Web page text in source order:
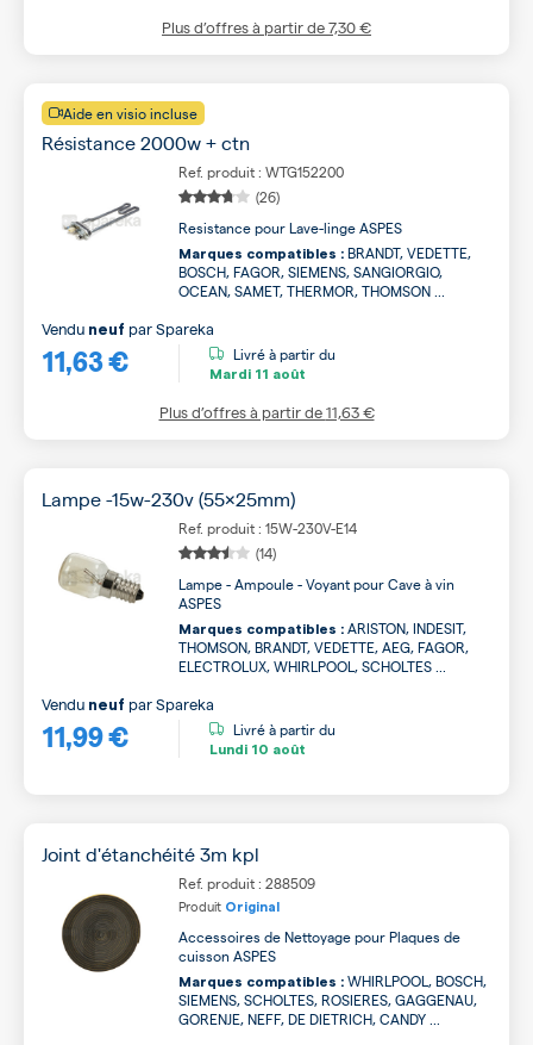
Plus d’offres à partir de7,30 €
Aide en visio incluse
Résistance 2000w + ctn
Ref. produit : WTG152200
(26)
Resistance pour Lave-linge ASPES
Marques compatibles : BRANDT, VEDETTE,
BOSCH, FAGOR, SIEMENS, SANGIORGIO,
OCEAN, SAMET, THERMOR, THOMSON ...
11,63 €
Vendu neuf parSpareka
Livré à partir du
Mardi 11 août
Plus d’offres à partir de11,63 €
Lampe -15w-230v (55x25mm)
Ref. produit : 15W-230V-E14
(14)
Lampe - Ampoule - Voyant pour Cave à vin
ASPES
Marques compatibles : ARISTON, INDESIT,
THOMSON, BRANDT, VEDETTE, AEG, FAGOR,
ELECTROLUX, WHIRLPOOL, SCHOLTES ...
11,99 €
Vendu neuf parSpareka
Livré à partir du
Lundi 10 août
Joint d'étanchéité 3m kpl
Ref. produit : 288509
Produit Original
Accessoires de Nettoyage pour Plaques de
cuisson ASPES
Marques compatibles : WHIRLPOOL, BOSCH,
SIEMENS, SCHOLTES, ROSIERES, GAGGENAU,
GORENJE, NEFF, DE DIETRICH, CANDY ...